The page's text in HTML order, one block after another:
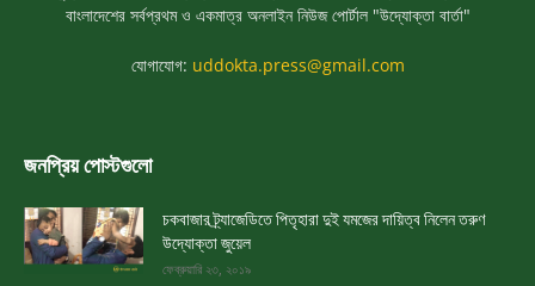
বাংলাদেশের সর্বপ্রথম ও একমাত্র অনলাইন নিউজ পোর্টাল "উদ্যোক্তা বার্তা"
যোগাযোগ: uddokta.press@gmail.com
জনপ্রিয় পোস্টগুলো
চকবাজার ট্র্যাজেডিতে পিতৃহারা দুই যমজের দায়িত্ব নিলেন তরুণ
উদ্যোক্তা জুয়েল
ফেব্রুয়ারি ২৩, ২০১৯